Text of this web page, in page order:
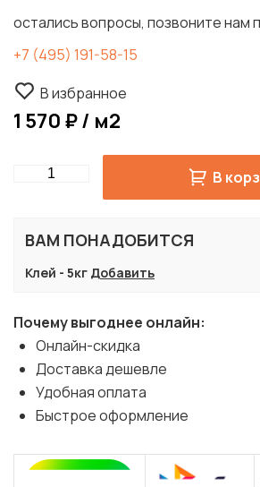
остались вопросы, позвоните нам
+7 (495) 191-58-15
В избранное
1 570 ₽ / м2
Quantity В
ВАМ ПОНАДОБИТСЯ
Клей - 5кг Добавить
Почему выгоднее онлайн:
Онлайн-скидка
Доставка дешевле
Удобная оплата
Быстрое оформление